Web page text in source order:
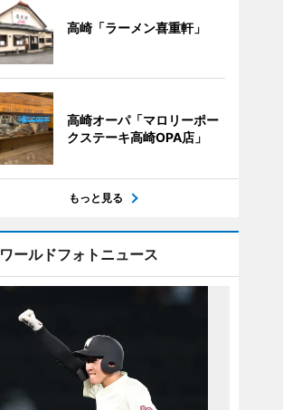
高崎「ラーメン喜重軒」
高崎オーパ「マロリーポー
クステーキ高崎OPA店」
もっと見る
ワールドフォトニュース